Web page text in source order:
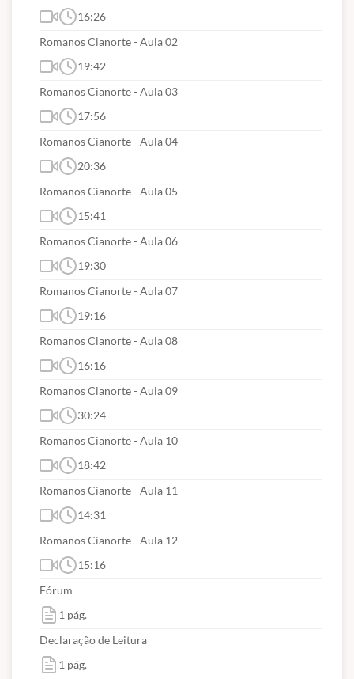
16:26
Romanos Cianorte - Aula 02
19:42
Romanos Cianorte - Aula 03
17:56
Romanos Cianorte - Aula 04
20:36
Romanos Cianorte - Aula 05
15:41
Romanos Cianorte - Aula 06
19:30
Romanos Cianorte - Aula 07
19:16
Romanos Cianorte - Aula 08
16:16
Romanos Cianorte - Aula 09
30:24
Romanos Cianorte - Aula 10
18:42
Romanos Cianorte - Aula 11
14:31
Romanos Cianorte - Aula 12
15:16
Fórum
1 pág.
Declaração de Leitura
1 pág.